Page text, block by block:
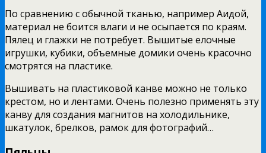
По сравнению с обычной тканью, например Аидой,
материал не боится влаги и не осыпается по краям.
Пялец и глажки не потребует. Вышитые елочные
игрушки, кубики, объемные домики очень красочно
смотрятся на пластике.
Вышивать на пластиковой канве можно не только
крестом, но и лентами. Очень полезно применять эту
канву для создания магнитов на холодильнике,
шкатулок, брелков, рамок для фотографий…